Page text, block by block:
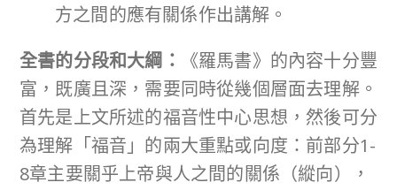
方之間的應有關係作出講解。
全書的分段和大綱：
《羅馬書》的內容十分豐
富，既廣且深，需要同時從幾個層面去理解。
首先是上文所述的福音性中心思想，然後可分
為理解「福音」的兩大重點或向度：前部分1-
8章主要關乎上帝與人之間的關係（縱向），